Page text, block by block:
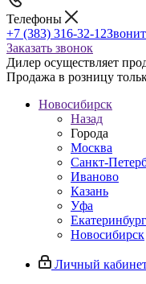
Телефоны
+7 (383) 316-32-12
Заказать звонок
Дилер осуществляет
Продажа в розницу
Новосибирск
Назад
Города
Москва
Санкт-
Иваново
Казань
Уфа
Екатеринбург
Новосибирск
Личный